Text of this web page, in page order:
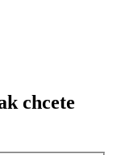
chcete